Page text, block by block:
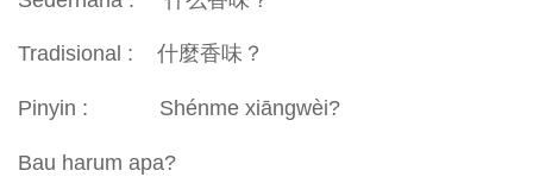
Tradisional : 什麼香味？
Pinyin : Shénme xiāngwèi?
Bau harum apa?